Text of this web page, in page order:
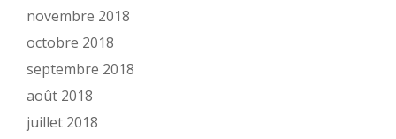
novembre 2018
octobre 2018
septembre 2018
août 2018
juillet 2018